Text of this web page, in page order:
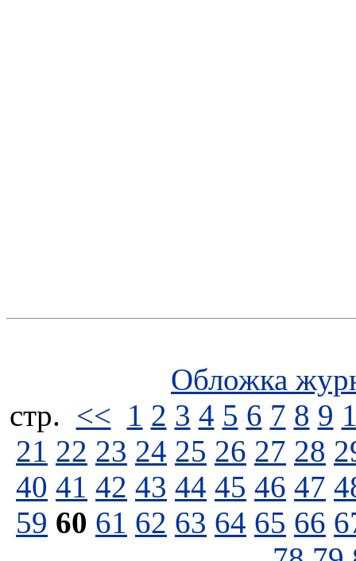
Обложка
стp. << 1 2 3 4 5 6 7 8 9
21 22 23 24 25 26 27 28
40 41 42 43 44 45 46 47
59 60 61 62 63 64 65 66